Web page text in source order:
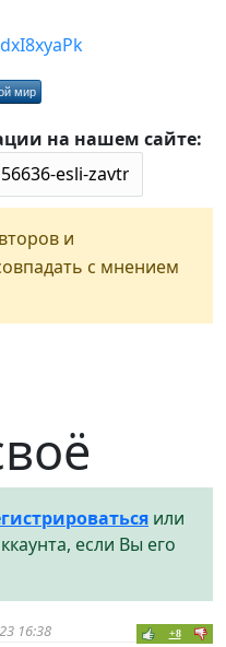
мир
на нашем сайте:
и
с мнением
или
если Вы его
16:38 +8